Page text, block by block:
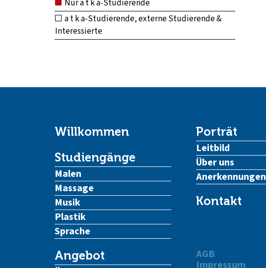
Nur a t k a-Studierende
a t k a-Studierende, externe Studierende &
Interessierte
Willkommen
Studiengänge
Malen
Massage
Musik
Plastik
Sprache
Angebot
Porträt
Leitbild
Über uns
Anerkennungen
Kontakt
AGB
Impressum